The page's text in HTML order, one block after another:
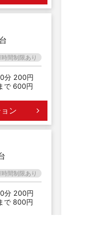
時間制限あり
分 200円
で 600円
ン
時間制限あり
分 200円
で 800円